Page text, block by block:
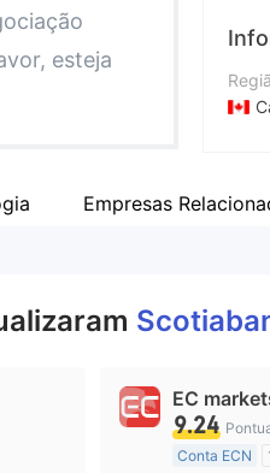
esteja
Empresas
EC
9.24
Conta ECN